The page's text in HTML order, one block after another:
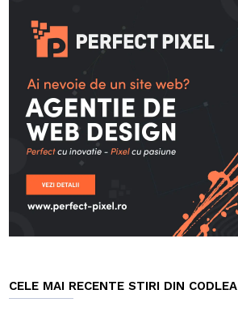
CELE MAI RECENTE STIRI DIN CODLEA